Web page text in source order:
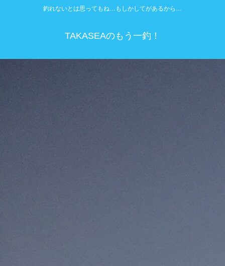
釣れないとは思ってもね…もしかしてがあるから…
TAKASEAのもう一釣！